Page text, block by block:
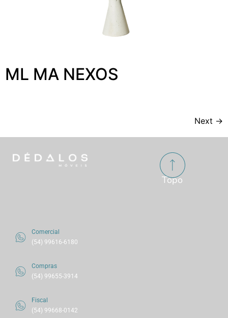
ML MA NEXOS
Next →
Topo
Comercial
(54) 99616-6180
Compras
(54) 99655-3914
Fiscal
(54) 99668-0142